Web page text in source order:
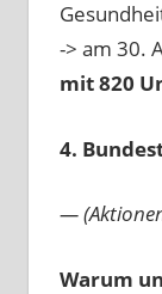
-> am 30.
mit 820
4.
—
Warum